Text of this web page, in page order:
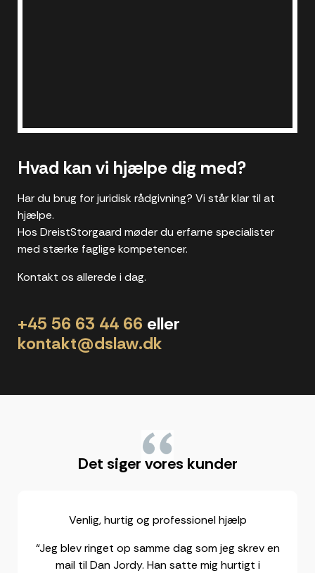
Hvad kan vi hjælpe dig med?
Har du brug for juridisk rådgivning? Vi står klar til at
hjælpe.
Hos DreistStorgaard møder du erfarne specialister
med stærke faglige kompetencer.
Kontakt os allerede i dag.
+45 56 63 44 66 eller
kontakt@dslaw.dk
"
Det siger vores kunder
Venlig, hurtig og professionel hjælp
“Jeg blev ringet op samme dag som jeg skrev en
mail til Dan Jordy. Han satte mig hurtigt i